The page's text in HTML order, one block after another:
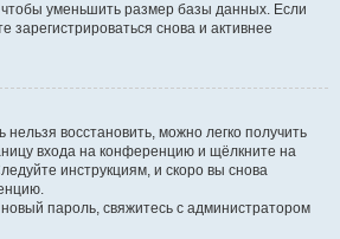
уменьшить размер базы данных. Если
зарегистрироваться снова и активнее
восстановить, можно легко получить
входа на конференцию и щёлкните на
инструкциям, и скоро вы снова
пароль, свяжитесь с администратором